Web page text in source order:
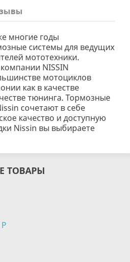
многие годы
системы для ведущих
мототехники.
NISSIN
мотоциклов
как в качестве
тюнинга. Тормозные
сочетают в себе
качество и доступную
Nissin вы выбираете
ТОВАРЫ